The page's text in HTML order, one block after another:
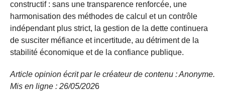
constructif : sans une transparence renforcée, une
harmonisation des méthodes de calcul et un contrôle
indépendant plus strict, la gestion de la dette continuera
de susciter méfiance et incertitude, au détriment de la
stabilité économique et de la confiance publique.
Article opinion écrit par le créateur de contenu : Anonyme.
Mis en ligne : 26/05/2026